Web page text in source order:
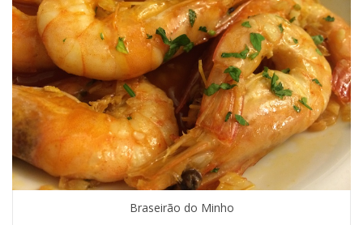
Braseirão do Minho